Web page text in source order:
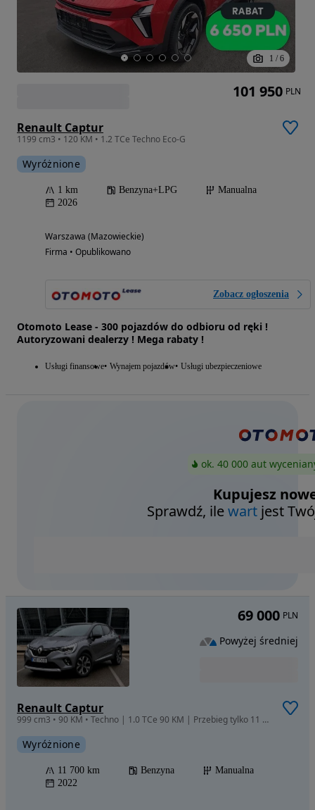
1 / 6
Renault Captur
1199 cm3 • 120 KM • 1.2 TCe Techno Eco-G
Wyróżnione
1 km Benzyna+LPG
Manualna
2026
Warszawa (Mazowieckie)
Firma • Opublikowano
Zobacz ogłoszenia
Otomoto Lease - 300 pojazdów do odbioru od ręki !
Autoryzowani dealerzy ! Mega rabaty !
Usługi finansowe Wynajem pojazdów Usługi ubezpieczeniowe
101 950 PLN
ok. 40 000 aut
Kupujesz
Sprawdź, ilewart jest
Renault Captur
999 cm3 • 90 KM • Techno | 1.0 TCe 90 KM | Przebieg tylko 11 700 km
Wyróżnione
11 700 km Benzyna
Manualna
2022
69 000 PLN
Powyżej średniej